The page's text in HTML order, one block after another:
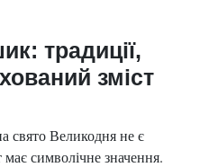
традиції,
зміст
свято Великодня не є
символічне значення.